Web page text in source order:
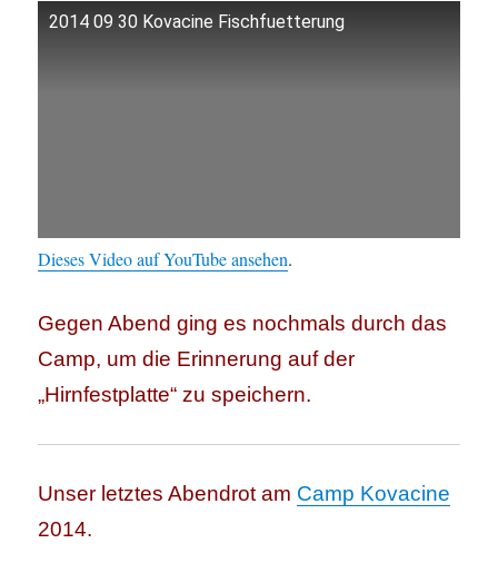
2014 09 30 Kovacine Fischfuetterung
Dieses Video auf YouTube ansehen.
Gegen Abend ging es nochmals durch das
Camp, um die Erinnerung auf der
„Hirnfestplatte“ zu speichern.
Unser letztes Abendrot am Camp Kovacine
2014.